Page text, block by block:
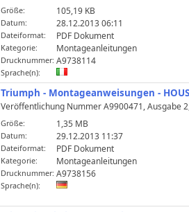
Größe: 105,19 KB
Datum: 28.12.2013 06:11
Dateiformat: PDF Dokument
Kategorie: Montageanleitungen
Drucknummer: A9738114
Sprache(n):
Triumph - Montageanweisungen -
Veröffentlichung Nummer A9900471, Ausgabe
Größe: 1,35 MB
Datum: 29.12.2013 11:37
Dateiformat: PDF Dokument
Kategorie: Montageanleitungen
Drucknummer: A9738156
Sprache(n):